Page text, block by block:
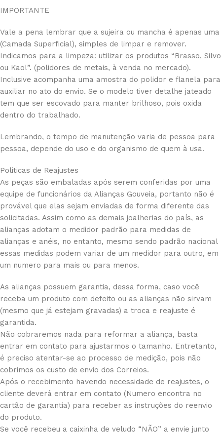
IMPORTANTE
Vale a pena lembrar que a sujeira ou mancha é apenas uma
(Camada Superficial), simples de limpar e remover.
Indicamos para a limpeza: utilizar os produtos “Brasso, Silvo
ou Kaol”. (polidores de metais, à venda no mercado).
Inclusive acompanha uma amostra do polidor e flanela para
auxiliar no ato do envio. Se o modelo tiver detalhe jateado
tem que ser escovado para manter brilhoso, pois oxida
dentro do trabalhado.
Lembrando, o tempo de manutenção varia de pessoa para
pessoa, depende do uso e do organismo de quem à usa.
Politicas de Reajustes
As peças são embaladas após serem conferidas por uma
equipe de funcionários da Alianças Gouveia, portanto não é
provável que elas sejam enviadas de forma diferente das
solicitadas. Assim como as demais joalherias do país, as
alianças adotam o medidor padrão para medidas de
alianças e anéis, no entanto, mesmo sendo padrão nacional
essas medidas podem variar de um medidor para outro, em
um numero para mais ou para menos.
As alianças possuem garantia, dessa forma, caso você
receba um produto com defeito ou as alianças não sirvam
(mesmo que já estejam gravadas) a troca e reajuste é
garantida.
Não cobraremos nada para reformar a aliança, basta
entrar em contato para ajustarmos o tamanho. Entretanto,
é preciso atentar-se ao processo de medição, pois não
cobrimos os custo de envio dos Correios.
Após o recebimento havendo necessidade de reajustes, o
cliente deverá entrar em contato (Numero encontra no
cartão de garantia) para receber as instruções do reenvio
do produto.
Se você recebeu a caixinha de veludo “NÃO” a envie junto